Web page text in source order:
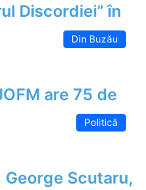
Discordiei” în
Din Buzău
are 75 de
Politică
Scutaru,